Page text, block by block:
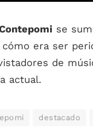
se
era ser
de
actual.
destacado